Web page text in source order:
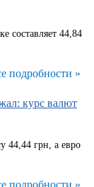
составляет 44,84
подробности »
курс валют
44,44 грн, а евро
подробности »